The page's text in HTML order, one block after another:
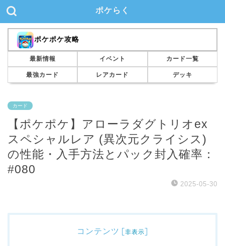
ポケらく
ポケポケ攻略
最新情報 イベント カード一覧
最強カード レアカード デッキ
カード
【ポケポケ】アローラダグトリオex
スペシャルレア (異次元クライシス)
の性能・入手方法とパック封入確率：
#080
2025-05-30
コンテンツ [非表示]